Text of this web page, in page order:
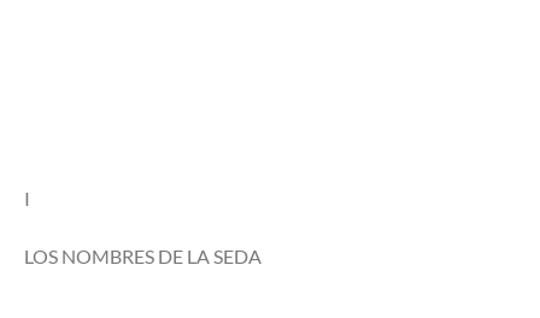
I
LOS NOMBRES DE LA SEDA